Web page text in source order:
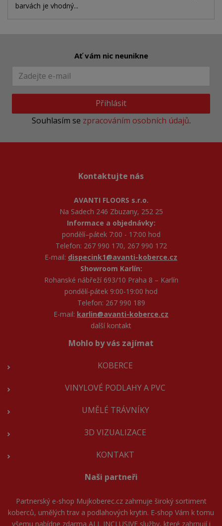
barvách je vhodný...
Ať vám nic neunikne
Přihlásit
Souhlasím se zpracováním osobních údajů.
Kontaktujte nás
AVANTI FLOORS s.r.o.
Na Sadech 246 Zbuzany, 252 25
Informace a objednávky:
pondělí–pátek 7:00 - 17:00 hod
Telefon: 267 990 170, 267 990 172
E-mail: dispecink1@avanti-koberce.cz
Showroom Karlín:
Rohanské nábřeží 693/10 Praha 8 – Karlín
pondělí-pátek 9:00-19:00 hod
Telefon: 267 990 189
E-mail: karlin@avanti-koberce.cz
další kontakt
Mohlo by vás zajímat
KOBERCE
VINYLOVÉ PODLAHY A PVC
UMĚLÉ TRÁVNÍKY
3D VIZUALIZACE
KONTAKT
Naši partneři
Partnerský e-shop Mujkoberec.czzahrnuje široký sortiment
koberců, umělých trav a podlahových krytin. E-shop Vám k tomu
všemu nabídne zdarma ALL INCLUSIVE služby, které zahrnují i